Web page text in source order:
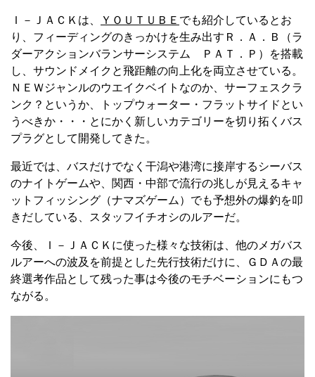
Ｉ－ＪＡＣＫは、 ＹＯＵＴＵＢＥ でも紹介しているとお
り、フィーディングのきっかけを生み出すＲ．Ａ．Ｂ（ラ
ダーアクションバランサーシステム ＰＡＴ．Ｐ）を搭載
し、サウンドメイクと飛距離の向上化を両立させている。
ＮＥＷジャンルのウエイクベイトなのか、サーフェスクラ
ンク？というか、トップウォーター・フラットサイドとい
うべきか・・・とにかく新しいカテゴリーを切り拓くバス
プラグとして開発してきた。
最近では、バスだけでなく干潟や港湾に接岸するシーバス
のナイトゲームや、関西・中部で流行の兆しが見えるキャ
ットフィッシング（ナマズゲーム）でも予想外の爆釣を叩
きだしている、スタッフイチオシのルアーだ。
今後、Ｉ－ＪＡＣＫに使った様々な技術は、他のメガバス
ルアーへの波及を前提とした先行技術だけに、ＧＤＡの最
終選考作品として残った事は今後のモチベーションにもつ
ながる。